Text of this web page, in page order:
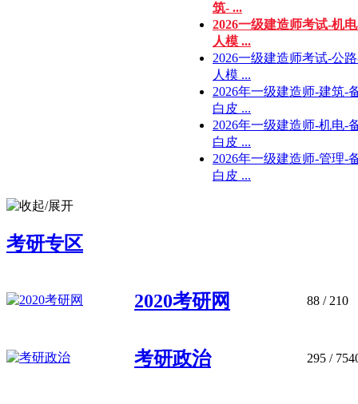
筑- ...
2026一级建造师考试-机
人模 ...
2026一级建造师考试-公
人模 ...
2026年一级建造师-建筑-
白皮 ...
2026年一级建造师-机电-
白皮 ...
2026年一级建造师-管理-
白皮 ...
考研专区
2020考研网 88 / 210
考研政治 295 /